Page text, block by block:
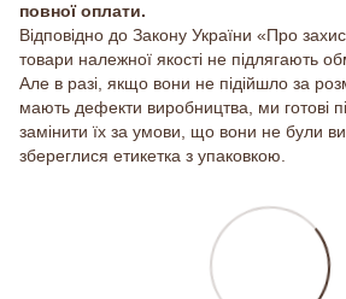
повної оплати.
Відповідно до Закону України «Про
товари належної якості не підлягають
Але в разі, якщо вони не підійшло за
мають дефекти виробництва, ми готові
замінити їх за умови, що вони не були
збереглися етикетка з упаковкою.